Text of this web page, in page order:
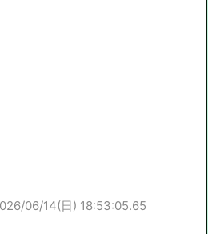
06/14(日) 18:53:05.65